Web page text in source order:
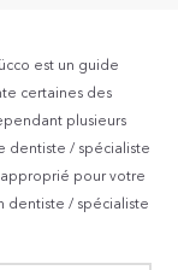
est un guide
certaines des
plusieurs
dentiste / spécialiste
approprié pour votre
dentiste / spécialiste